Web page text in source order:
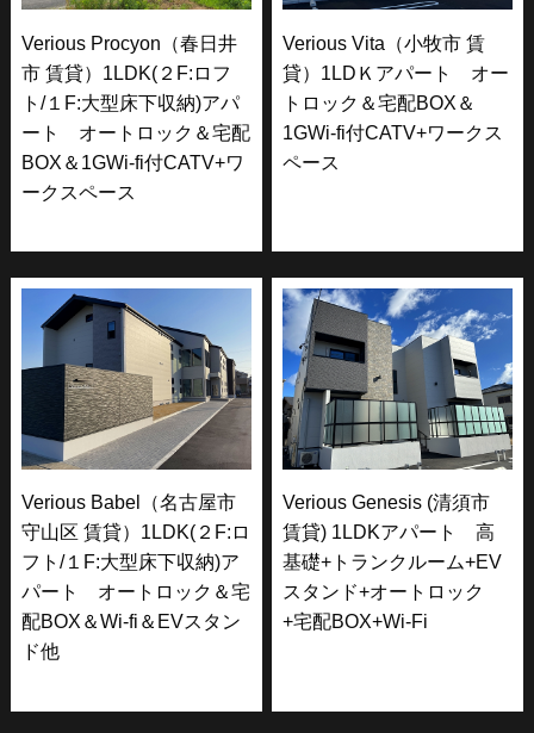
Verious Procyon（春日井
市 賃貸）1LDK(２F:ロフ
ト/１F:大型床下収納)アパ
ート オートロック＆宅配
BOX＆1GWi-fi付CATV+ワ
ークスペース
Verious Vita（小牧市 賃
貸）1LDＫアパート オー
トロック＆宅配BOX＆
1GWi-fi付CATV+ワークス
ペース
Verious Babel（名古屋市
守山区 賃貸）1LDK(２F:ロ
フト/１F:大型床下収納)ア
パート オートロック＆宅
配BOX＆Wi-fi＆EVスタン
ド他
Verious Genesis (清須市
賃貸) 1LDKアパート 高
基礎+トランクルーム+EV
スタンド+オートロック
+宅配BOX+Wi-Fi